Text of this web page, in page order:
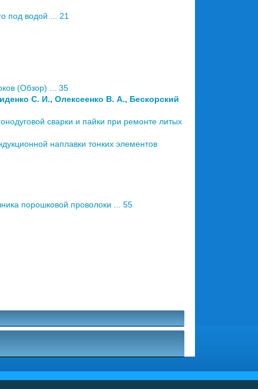
под водой ... 21
(Обзор) ... 35
С. И., Олексеенко В. А., Бескорский
сварки и пайки при ремонте литых
наплавки тонких элементов
порошковой проволоки ... 55